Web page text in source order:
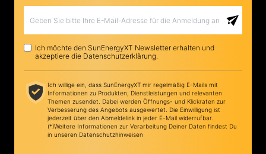
Ich möchte den SunEnergyXT Newsletter erhalten und
akzeptiere die Datenschutzerklärung.
Ich willige ein, dass SunEnergyXT mir regelmäßig E-Mails mit
Informationen zu Produkten, Dienstleistungen und relevanten
Themen zusendet. Dabei werden Öffnungs- und Klickraten zur
Verbesserung des Angebots ausgewertet. Die Einwilligung ist
jederzeit über den Abmeldelink in jeder E-Mail widerrufbar.
(*)Weitere Informationen zur Verarbeitung Deiner Daten findest Du
in unseren Datenschutzhinweisen